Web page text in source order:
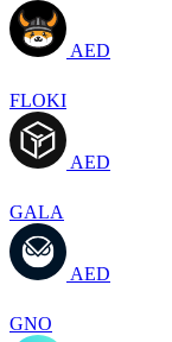
AED
FLOKI
AED
GALA
AED
GNO